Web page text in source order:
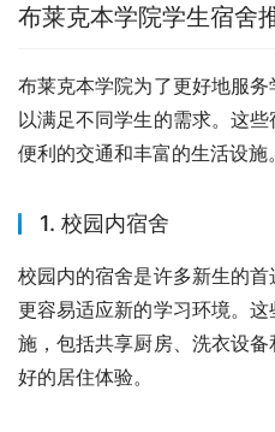
布莱克本学院学生宿舍
布莱克本学院为了更好地服务
以满足不同学生的需求。这
便利的交通和丰富的生活设施。
1. 校园内宿舍
校园内的宿舍是许多新生的
更容易适应新的学习环境。
施，包括共享厨房、洗衣设
好的居住体验。